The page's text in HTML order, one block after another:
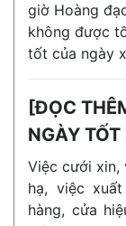
giờ Hoàng
không được
tốt của ngày
[ĐỌC
NGÀY
Việc cưới xin,
hạ, việc
hàng, cửa